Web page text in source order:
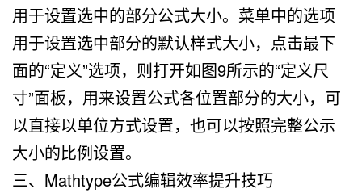
用于设置选中的部分公式大小。菜单中的选项
用于设置选中部分的默认样式大小，点击最下
面的“定义”选项，则打开如图9所示的“定义尺
寸”面板，用来设置公式各位置部分的大小，可
以直接以单位方式设置，也可以按照完整公示
大小的比例设置。
三、Mathtype公式编辑效率提升技巧